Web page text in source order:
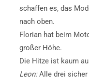
schaffen es, das
nach oben.
Florian hat beim
großer Höhe.
Die Hitze ist kaum
Leon:Alle drei sicher